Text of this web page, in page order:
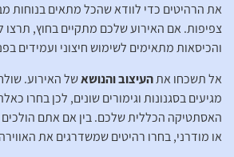
את הרהיטים כדי לוודא שהכל מתאים בנוחות
צפיפות. אם האירוע שלכם מתקיים בחוץ, תרצו
והכיסאות מתאימים לשימוש חיצוני ועמידים
אל תשכחו אתהעיצוב והנושאשל האירוע.
מגיעים בסגנונות וגימורים שונים, לכן בחרו
האסתטיקה הכללית שלכם. בין אם אתם
או מודרני, בחרו רהיטים שמשדרגים את